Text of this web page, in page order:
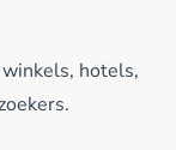
hotels,